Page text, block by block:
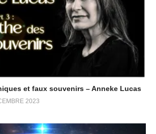
était
et faux souvenirs – Anneke Lucas
2023